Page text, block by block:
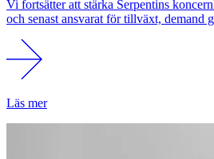
Vi fortsätter att stärka Serpentins
och senast ansvarat för tillväxt, demand
Läs mer